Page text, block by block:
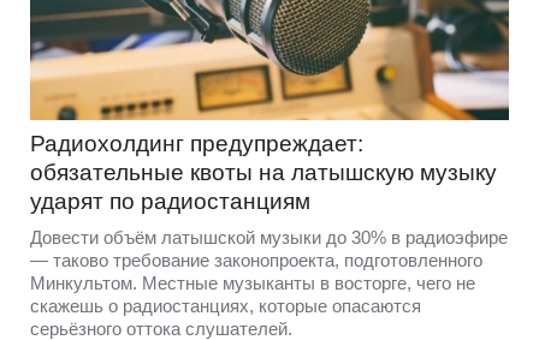
Радиохолдинг предупреждает:
обязательные квоты на латышскую музыку
ударят по радиостанциям
Довести объём латышской музыки до 30% в радиоэфире
— таково требование законопроекта, подготовленного
Минкультом. Местные музыканты в восторге, чего не
скажешь о радиостанциях, которые опасаются
серьёзного оттока слушателей.